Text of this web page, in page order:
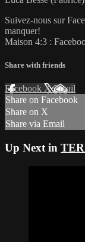
Suivez-nous sur
manquer!
Maison 4:3 :
Share with friends
Facebook XEmail
Share on Facebook
Share on X
Share via Email
Up Next in